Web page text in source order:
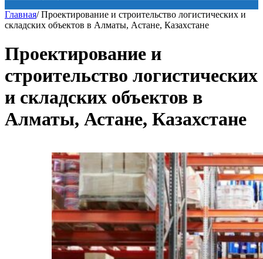
Главная/Проектирование и строительство логистических и
складских объектов в Алматы, Астане, Казахстане
Проектирование и
строительство логистических
и складских объектов в
Алматы, Астане, Казахстане